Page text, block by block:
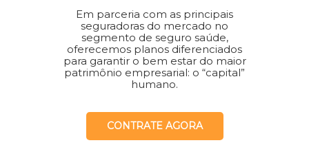
Em parceria com as principais
seguradoras do mercado no
segmento de seguro saúde,
oferecemos planos diferenciados
para garantir o bem estar do maior
patrimônio empresarial: o “capital”
humano.
CONTRATE AGORA